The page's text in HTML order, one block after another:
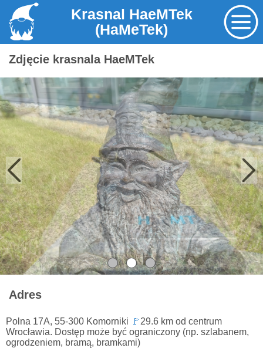
Krasnal HaeMTek
(HaMeTek)
Zdjęcie krasnala HaeMTek
Adres
Polna 17A, 55-300 Komorniki 🚩 29.6 km od centrum
Wrocławia. Dostęp może być ograniczony (np. szlabanem,
ogrodzeniem, bramą, bramkami)